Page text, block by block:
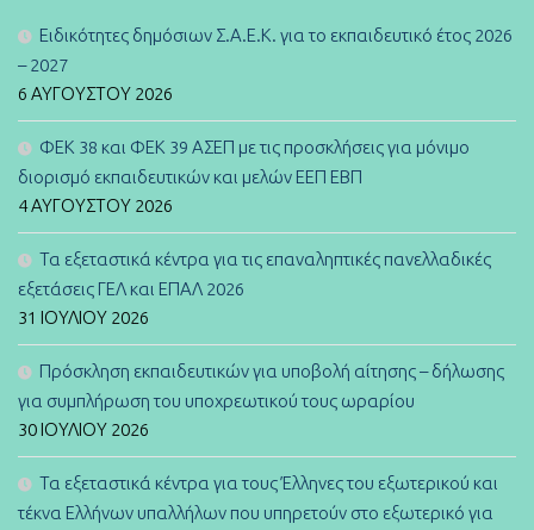
Ειδικότητες δημόσιων Σ.Α.Ε.Κ. για το εκπαιδευτικό έτος 2026
– 2027
6 ΑΥΓΟΎΣΤΟΥ 2026
ΦΕΚ 38 και ΦΕΚ 39 ΑΣΕΠ με τις προσκλήσεις για μόνιμο
διορισμό εκπαιδευτικών και μελών ΕΕΠ ΕΒΠ
4 ΑΥΓΟΎΣΤΟΥ 2026
Τα εξεταστικά κέντρα για τις επαναληπτικές πανελλαδικές
εξετάσεις ΓΕΛ και ΕΠΑΛ 2026
31 ΙΟΥΛΊΟΥ 2026
Πρόσκληση εκπαιδευτικών για υποβολή αίτησης – δήλωσης
για συμπλήρωση του υποχρεωτικού τους ωραρίου
30 ΙΟΥΛΊΟΥ 2026
Τα εξεταστικά κέντρα για τους Έλληνες του εξωτερικού και
τέκνα Ελλήνων υπαλλήλων που υπηρετούν στο εξωτερικό για